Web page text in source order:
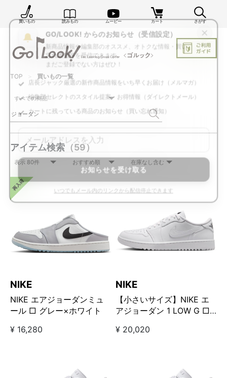
買いもの 読みもの ムービー カート さがす
TOP 買いもの一覧
アイテム検索 （59）
NIKE
NIKE エアジョーダンミュ
ール □ グレー×ホワイト
¥ 16,280
NIKE
【小さいサイズ】NIKE エ
アジョーダン 1 LOW G □
¥ 20,020
×
GO/LOOK! からのお知らせ（受信設定）
新商品情報や編集部のオススメ、オトクな情報・買い
忘れ通知等を受信できます。
まだご登録でない方はぜひ！
店長ジャック厳選の新作商品情報をいち早くお届け（メルマガ）
編集部セレクトのスタイル提案・お得情報（ダイレクトメール）
カートに残っている商品のお知らせ（買い忘れ通知）